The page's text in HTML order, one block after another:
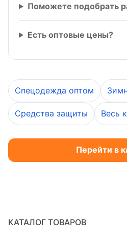
Поможете подобрать
Есть оптовые цены?
Спецодежда оптом
Средства защиты Весь
Перейти в
КАТАЛОГ ТОВАРОВ